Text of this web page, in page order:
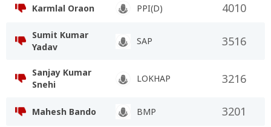
Karmlal Oraon PPI(D) 4010
Sumit Kumar
Yadav
SAP 3516
Sanjay Kumar
Snehi
LOKHAP 3216
Mahesh Bando BMP 3201